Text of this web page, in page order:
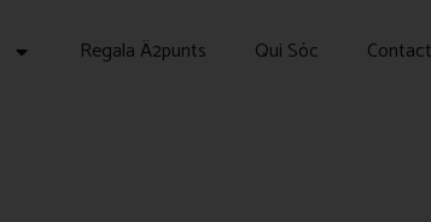
Regala Ä2punts Qui Sóc